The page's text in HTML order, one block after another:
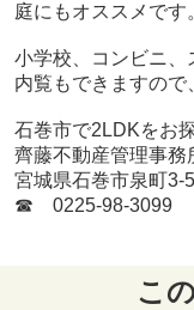
庭にもオススメです
小学校、コンビニ、
内覧もできますので
石巻市で2LDKをお
齊藤不動産管理事務
宮城県石巻市泉町3-
☎ 0225-98-3099
こ